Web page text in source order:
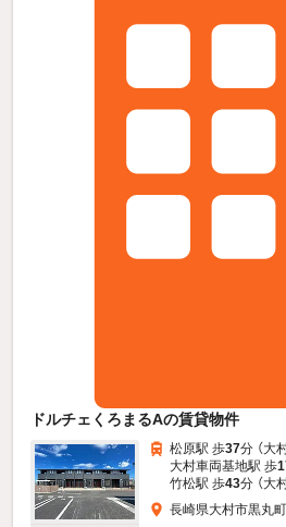
ドルチェくろまるAの賃貸物件
松原駅 歩37分 （大
大村車両基地駅 歩
竹松駅 歩43分 （大
長崎県大村市黒丸町